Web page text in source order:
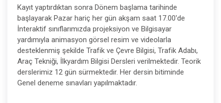
Kayıt yaptırdıktan sonra Dönem başlama tarihinde
başlayarak Pazar hariç her gün akşam saat 17.00'de
İnteraktif sınıflarımızda projeksiyon ve Bilgisayar
yardımıyla animasyon görsel resim ve videolarla
desteklenmiş şekilde Trafik ve Çevre Bilgisi, Trafik Adabı,
Araç Tekniği, İlkyardım Bilgisi Dersleri verilmektedir. Teorik
derslerimiz 12 gün sürmektedir. Her dersin bitiminde
Genel deneme sınavları yapılmaktadır.